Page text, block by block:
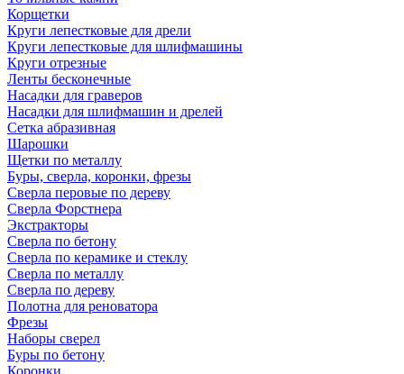
Корщетки
Круги лепестковые для дрели
Круги лепестковые для шлифмашины
Круги отрезные
Ленты бесконечные
Насадки для граверов
Насадки для шлифмашин и дрелей
Сетка абразивная
Шарошки
Щетки по металлу
Буры, сверла, коронки, фрезы
Сверла перовые по дереву
Сверла Форстнера
Экстракторы
Сверла по бетону
Сверла по керамике и стеклу
Сверла по металлу
Сверла по дереву
Полотна для реноватора
Фрезы
Наборы сверел
Буры по бетону
Коронки